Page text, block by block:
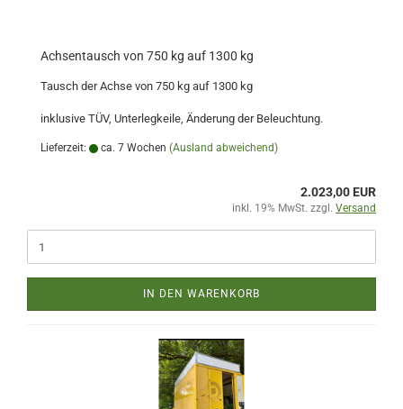
Achsentausch von 750 kg auf 1300 kg
Tausch der Achse von 750 kg auf 1300 kg
inklusive TÜV, Unterlegkeile, Änderung der Beleuchtung.
Lieferzeit: ca. 7 Wochen (Ausland abweichend)
2.023,00 EUR
inkl. 19% MwSt. zzgl. Versand
IN DEN WARENKORB